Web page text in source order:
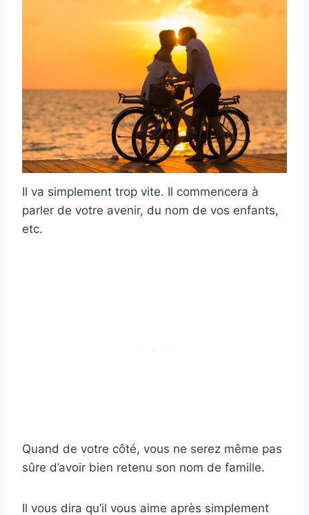
Il va simplement trop vite. Il commencera à
parler de votre avenir, du nom de vos enfants,
etc.
Quand de votre côté, vous ne serez même pas
sûre d’avoir bien retenu son nom de famille.
Il vous dira qu’il vous aime après simplement